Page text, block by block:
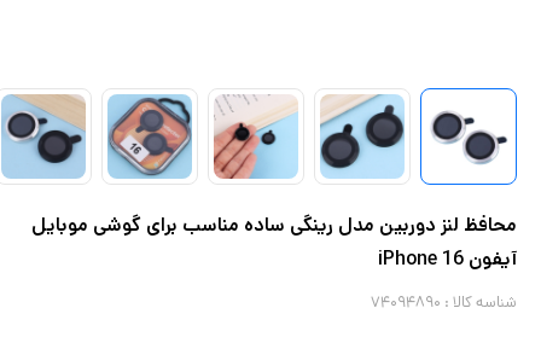
محافظ لنز دوربین مدل رینگی ساده مناسب برای گوشی موبایل
آیفون iPhone 16
شناسه کالا : ۷۴۰۹۴۸۹۰